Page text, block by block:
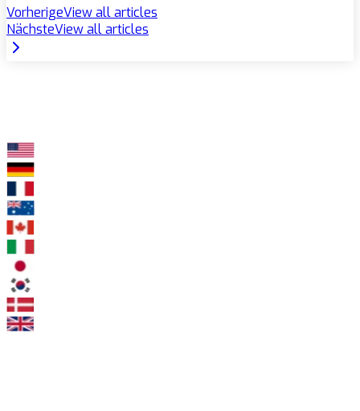
VorherigeView all articles
NächsteView all articles